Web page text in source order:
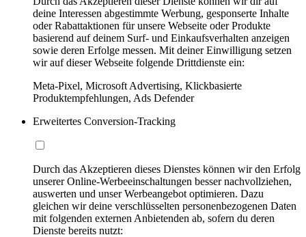
deine Interessen abgestimmte Werbung, gesponserte Inhalte
oder Rabattaktionen für unsere Webseite oder Produkte
basierend auf deinem Surf- und Einkaufsverhalten anzeigen
sowie deren Erfolge messen. Mit deiner Einwilligung setzen
wir auf dieser Webseite folgende Drittdienste ein:
Meta-Pixel, Microsoft Advertising, Klickbasierte
Produktempfehlungen, Ads Defender
Erweitertes Conversion-Tracking
Durch das Akzeptieren dieses Dienstes können wir den Erfolg
unserer Online-Werbeeinschaltungen besser nachvollziehen,
auswerten und unser Werbeangebot optimieren. Dazu
gleichen wir deine verschlüsselten personenbezogenen Daten
mit folgenden externen Anbietenden ab, sofern du deren
Dienste bereits nutzt: